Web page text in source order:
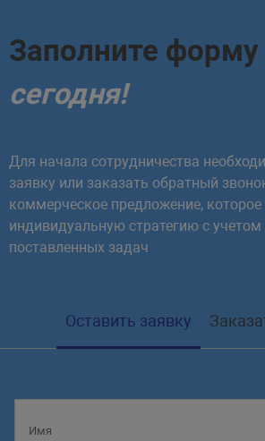
Заполните форму
сегодня!
Для начала сотрудничества
заявку или заказать обратный
коммерческое предложение,
индивидуальную стратегию с учетом
поставленных задач
Оставить заявку